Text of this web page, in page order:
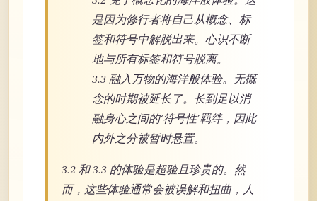
是因为修行者将自己从概念、标
签和符号中解脱出来。心识不断
地与所有标签和符号脱离。
3.3 融入万物的海洋般体验。无概
念的时期被延长了。长到足以消
融身心之间的‘符号性’羁绊，因此
内外之分被暂时悬置。
3.2 和 3.3 的体验是超验且珍贵的。然
而，这些体验通常会被误解和扭曲，人